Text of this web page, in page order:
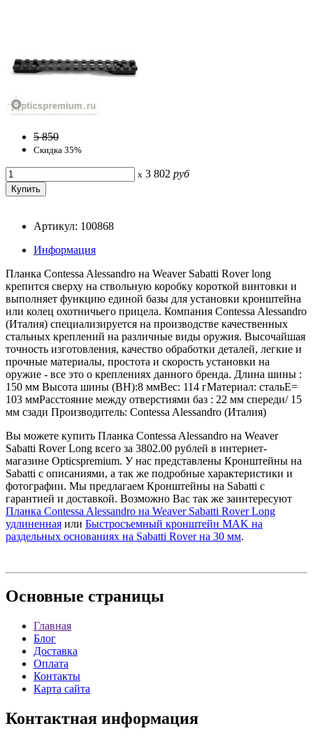
5 850
Скидка 35%
x 3 802 руб
Артикул: 100868
Информация
Планка Contessa Alessandro на Weaver Sabatti Rover long
крепится сверху на ствольную коробку короткой винтовки и
выполняет функцию единой базы для установки кронштейна
или колец охотничьего прицела. Компания Contessa Alessandro
(Италия) специализируется на производстве качественных
стальных креплений на различные виды оружия. Высочайшая
точность изготовления, качество обработки деталей, легкие и
прочные материалы, простота и скорость установки на
оружие - все это о креплениях данного бренда. Длина шины :
150 мм Высота шины (BH):8 ммВес: 114 гМатериал: стальE=
103 ммРасстояние между отверстиями баз : 22 мм спереди/ 15
мм сзади Производитель: Contessa Alessandro (Италия)
Вы можете купить Планка Contessa Alessandro на Weaver
Sabatti Rover Long всего за 3802.00 рублей в интернет-
магазине Opticspremium. У нас представлены Кронштейны на
Sabatti с описаниями, а так же подробные характеристики и
фотографии. Мы предлагаем Кронштейны на Sabatti с
гарантией и доставкой. Возможно Вас так же заинтересуют
Планка Contessa Alessandro на Weaver Sabatti Rover Long
удлиненная или Быстросъемный кронштейн MAK на
раздельных основаниях на Sabatti Rover на 30 мм.
Основные страницы
Главная
Блог
Доставка
Оплата
Контакты
Карта сайта
Контактная информация